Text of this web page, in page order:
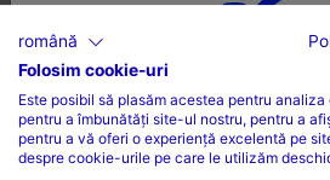
L 212,96
5 din 5 evaluări ale clienților
L
3,2
ALEGEȚI ȚARA ȘI
Țară
română
Folosim cookie-uri
Este posibil să plasăm acestea pentru
pentru a îmbunătăți site-ul nostru, pentru a
pentru a vă oferi o experiență excelentă pe
despre cookie-urile pe care le utilizăm